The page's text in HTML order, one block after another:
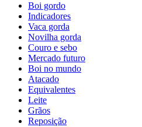
Boi gordo
Indicadores
Vaca gorda
Novilha gorda
Couro e sebo
Mercado futuro
Boi no mundo
Atacado
Equivalentes
Leite
Grãos
Reposição